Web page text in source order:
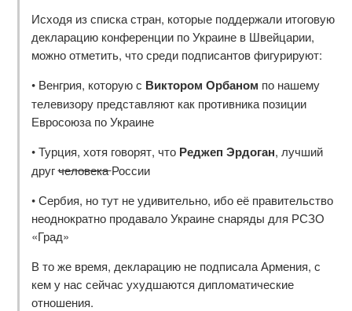
Исходя из списка стран, которые поддержали итоговую
декларацию конференции по Украине в Швейцарии,
можно отметить, что среди подписантов фигурируют:
• Венгрия, которую с Виктором Орбаном по нашему
телевизору представляют как противника позиции
Евросоюза по Украине
• Турция, хотя говорят, что Реджеп Эрдоган, лучший
другчеловекаРоссии
• Сербия, но тут не удивительно, ибо её правительство
неоднократно продавало Украине снаряды для РСЗО
«Град»
В то же время, декларацию не подписала Армения, с
кем у нас сейчас ухудшаются дипломатические
отношения.